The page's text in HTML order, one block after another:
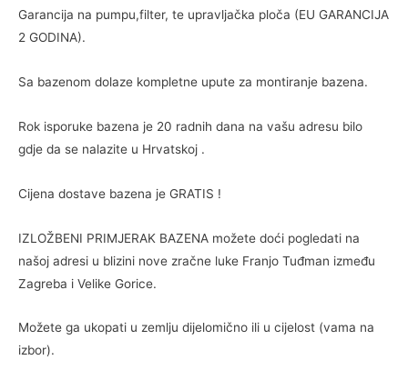
Garancija na pumpu,filter, te upravljačka ploča (EU GARANCIJA
2 GODINA).
Sa bazenom dolaze kompletne upute za montiranje bazena.
Rok isporuke bazena je 20 radnih dana na vašu adresu bilo
gdje da se nalazite u Hrvatskoj .
Cijena dostave bazena je GRATIS !
IZLOŽBENI PRIMJERAK BAZENA možete doći pogledati na
našoj adresi u blizini nove zračne luke Franjo Tuđman između
Zagreba i Velike Gorice.
Možete ga ukopati u zemlju dijelomično ili u cijelost (vama na
izbor).